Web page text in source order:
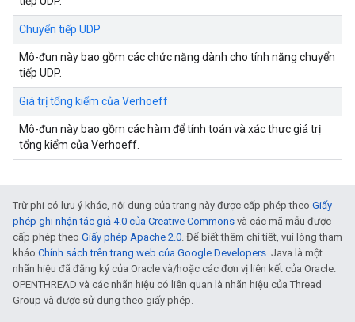
Chuyển tiếp UDP
Mô-đun này bao gồm các chức năng dành cho tính năng chuyển
tiếp UDP.
Giá trị tổng kiểm của Verhoeff
Mô-đun này bao gồm các hàm để tính toán và xác thực giá trị
tổng kiểm của Verhoeff.
Trừ phi có lưu ý khác, nội dung của trang này được cấp phép theo Giấy
phép ghi nhận tác giả 4.0 của Creative Commons và các mã mẫu được
cấp phép theo Giấy phép Apache 2.0. Để biết thêm chi tiết, vui lòng tham
khảo Chính sách trên trang web của Google Developers. Java là một
nhãn hiệu đã đăng ký của Oracle và/hoặc các đơn vị liên kết của Oracle.
OPENTHREAD và các nhãn hiệu có liên quan là nhãn hiệu của Thread
Group và được sử dụng theo giấy phép.